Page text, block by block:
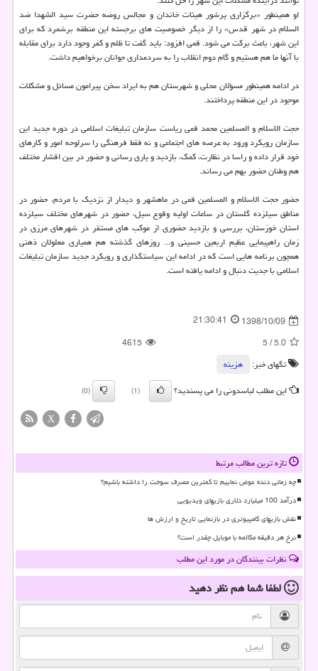
او همینطور «برگزاری پرشور هیئات خاندان و مجالس روضه حضرت سید الشهدا ضد
السلام در شهر قدس» را از دیگر خصوصیت های برجسته این منطقه برشمرد كه برای
این شهر، باعث بركت می شود. قمی افزود: باید گفت تا ظلم و كفر وجود دارد برای مقابله
با آنها ما هم هستیم و گام دوم انقلاب را به سردمداری جوانان برخواهیم داشت.
در ادامه همینطور مسؤلان محلی و شهرستان هم به ایراد سخن پیرامون مسائل و مشكلات
موجود در این منطقه پرداختند.
حجت الاسلام و المسلمین محمد قمی ریاست سازمان تبلیغات اسلامی در دوره جدید این
سازمان رویكرد ورود به عرصه های اجتماعی و نه فقط فرهنگی را سرلوحه امور و كارهای
خود قرار داده و راسا در نظارت، كمك، بازدید و یاری رسانی و حضور در بین اقشار مختلف
هم وطنان حضور بهم می رساند.
حضور حجت الاسلام و المسلمین قمی در ماهشهر و دیدار از نزدیك با مردم، حضور در
مناطق سیلزده گلستان در ساعات اولیه وقوع سیل، حضور در شهرهای مختلف سیلزده
استان خوزستان، بررسی و بازدید حضوری از موكب های مستقر در شهرهای مرزی در
زمان راهپیمایی عظیم اربعین حسینی و... روزهای گذشته هم همیاری معلولان ذهنی
همچون برنامه هایی است كه در ادامه این سیاستگذاری و رویكرد جدید سازمان تبلیغات
اسلامی با جدیت دنبال و ادامه یافته است.
1398/10/09
21:30:41
5.0
/
5
4615
تگهای خبر:
هزینه
این مطلب لباسدونی را می پسندید؟
(1)
(0)
X
تازه ترین مطالب مرتبط
چه زمانی دنده عوض نماییم تا کمترین مصرف سوخت را داشته باشیم؟
درآمد 100 میلیارد دلاری بازیهای ویدیویی
نقش بازیهای کامپیوتری در بازنمایی تاریخ و ارزش ها
نرخ هر دقیقه مکالمه با موبایل چقدر است؟
نظرات بینندگان در مورد این مطلب
لطفا شما همنظر دهید